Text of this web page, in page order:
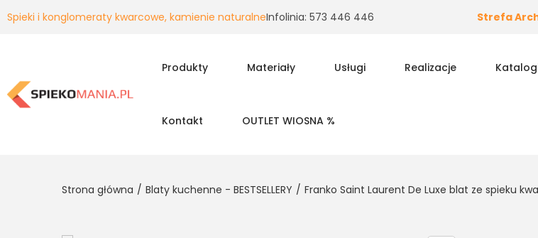
Spieki i konglomeraty kwarcowe, kamienie naturalneInfolinia: 573 446 446 Strefa
Produkty Materiały Usługi Realizacje
Kontakt OUTLET WIOSNA %
Strona główna / Blaty kuchenne - BESTSELLERY / Franko Saint Laurent De Luxe blat ze spieku